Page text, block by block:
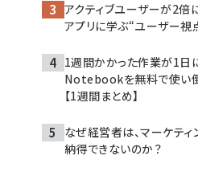
アクティブユーザーが2倍
アプリに学ぶ“ユーザー
1週間かかった作業が1日
Notebookを無料で使い
【1週間まとめ】
なぜ経営者は、マーケテ
納得できないのか？